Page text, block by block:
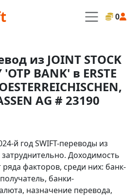
0
из JOINT STOCK
BANK' в ERSTE
AG # 23190
й год SWIFT-переводы из
Доходимость
ряда факторов, среди них: банк-
банки-
назначение перевода,